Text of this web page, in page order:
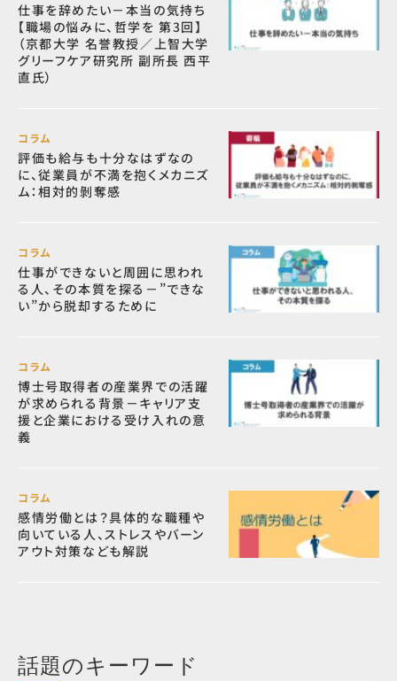
仕事を辞めたい－本当の気持ち
【職場の悩みに、哲学を 第3回】
（京都大学 名誉教授／上智大学
グリーフケア研究所 副所長 西平
直氏）
コラム
評価も給与も十分なはずなの
に、従業員が不満を抱くメカニズ
ム：相対的剝奪感
コラム
仕事ができないと周囲に思われ
る人、その本質を探る－”できな
い”から脱却するために
コラム
博士号取得者の産業界での活躍
が求められる背景－キャリア支
援と企業における受け入れの意
義
コラム
感情労働とは？具体的な職種や
向いている人、ストレスやバーン
アウト対策なども解説
話題のキーワード